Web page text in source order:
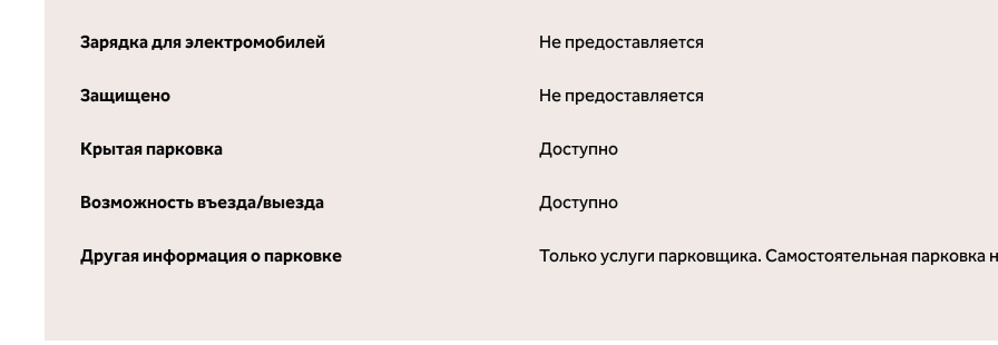
Зарядка для электромобилей Не предоставляется
Защищено Не предоставляется
Крытая парковка Доступно
Возможность въезда/выезда Доступно
Другая информация о парковке Только услуги парковщика. Самостоятельная парковка